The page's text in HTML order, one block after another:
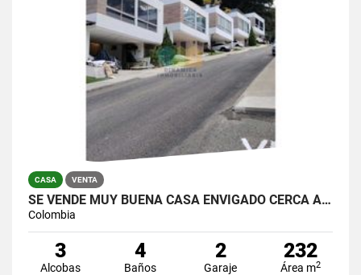
CASA VENTA
SE VENDE MUY BUENA CASA ENVIGADO CERCA A TERRACINA,DOMOTICA-TERRAZA
Colombia
3
Alcobas
4
Baños
2
Garaje
232
Área m2